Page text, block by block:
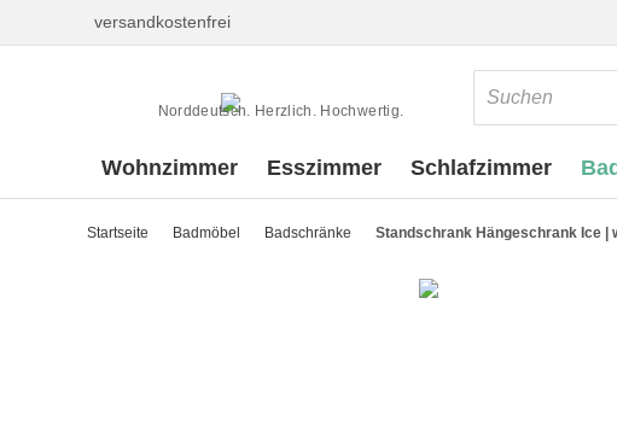
versandkostenfrei
Norddeutsch. Herzlich. Hochwertig.
Wohnzimmer Esszimmer Schlafzimmer
Startseite Badmöbel Badschränke Standschrank Hängeschrank Ice |